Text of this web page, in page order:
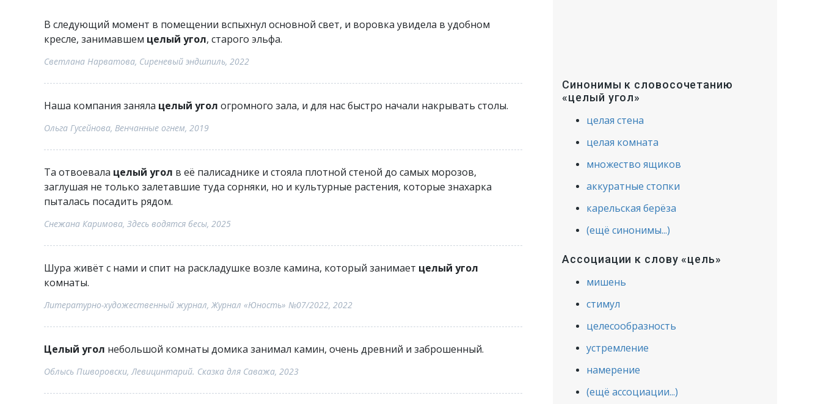
В следующий момент в помещении вспыхнул основной свет, и воровка увидела в удобном
кресле, занимавшем целый угол, старого эльфа.
Светлана Нарватова, Сиреневый эндшпиль, 2022
Наша компания заняла целый угол огромного зала, и для нас быстро начали накрывать столы.
Ольга Гусейнова, Венчанные огнем, 2019
Та отвоевала целый угол в её палисаднике и стояла плотной стеной до самых морозов,
заглушая не только залетавшие туда сорняки, но и культурные растения, которые знахарка
пыталась посадить рядом.
Снежана Каримова, Здесь водятся бесы, 2025
Шура живёт с нами и спит на раскладушке возле камина, который занимает целый угол
комнаты.
Литературно-художественный журнал, Журнал «Юность» №07/2022, 2022
Целый угол небольшой комнаты домика занимал камин, очень древний и заброшенный.
Облысь Пшворовски, Левицинтарий. Сказка для Саважа, 2023
Синонимы к словосочетанию
«целый угол»
целая стена
целая комната
множество ящиков
аккуратные стопки
карельская берёза
(ещё синонимы...)
Ассоциации к слову «цель»
мишень
стимул
целесообразность
устремление
намерение
(ещё ассоциации...)